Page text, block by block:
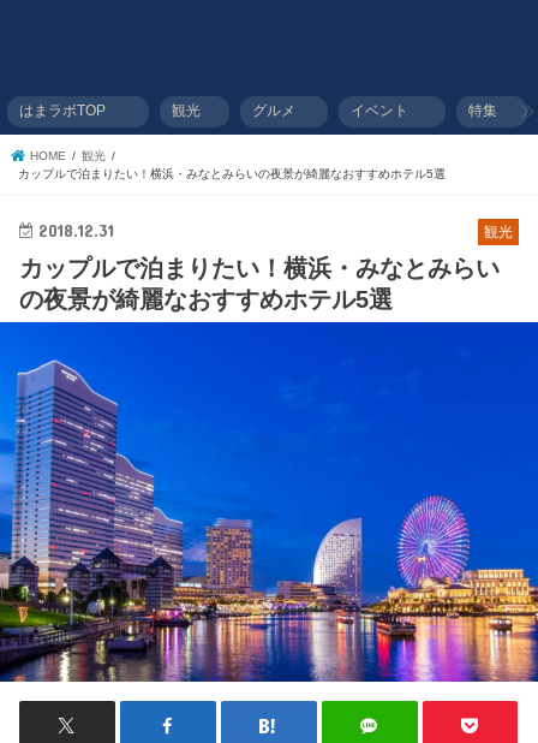
はまラボTOP 観光 グルメ イベント 特集
HOME
観光
カップルで泊まりたい！横浜・みなとみらいの夜景が綺麗なおすすめホテル5選
観光
2018.12.31
カップルで泊まりたい！横浜・みなとみらい
の夜景が綺麗なおすすめホテル5選